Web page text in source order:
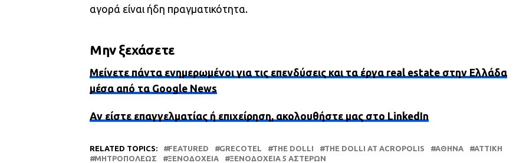
αγορά είναι ήδη πραγματικότητα.
Μην ξεχάσετε
Μείνετε πάντα ενημερωμένοι για τις επενδύσεις και τα έργα real estate στην Ελλάδα
μέσα από τα Google News
Αν είστε επαγγελματίας ή επιχείρηση, ακολουθήστε μας στο LinkedIn
RELATED TOPICS: FEATURED GRECOTEL THE DOLLI THE DOLLI AT ACROPOLIS ΑΘΉΝΑ
ΑΤΤΙΚΗ
ΜΗΤΡΟΠΌΛΕΩΣ
ΞΕΝΟΔΟΧΕΊΑ ΞΕΝΟΔΟΧΕΊΑ 5 ΑΣΤΈΡΩΝ